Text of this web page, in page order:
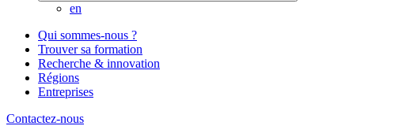
en
Qui sommes-nous ?
Trouver sa formation
Recherche & innovation
Régions
Entreprises
Contactez-nous